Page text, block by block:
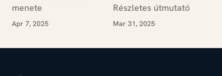
menete
Apr 7, 2025
Részletes útmutató
Mar 31, 2025